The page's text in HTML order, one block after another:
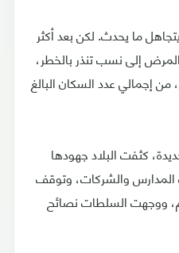
ما يحدث. لكن بعد أكثر
إلى نسب تنذر بالخطر،
من إجمالي عدد السكان البالغ
كثفت البلاد جهودها
والشركات، وتوقف
ووجهت السلطات نصائح